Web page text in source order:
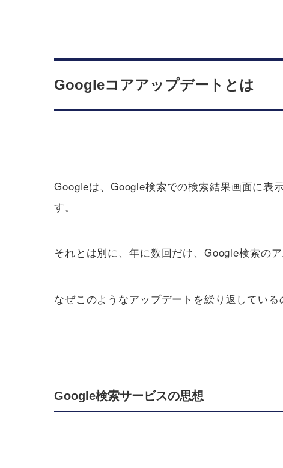
Googleコアアップデートとは
Googleは、Google検索での検索結果画面に表
す。
それとは別に、年に数回だけ、Google検索の
なぜこのようなアップデートを繰り返してい
Google検索サービスの思想